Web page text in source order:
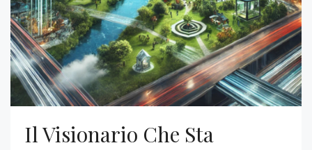
Il Visionario Che Sta